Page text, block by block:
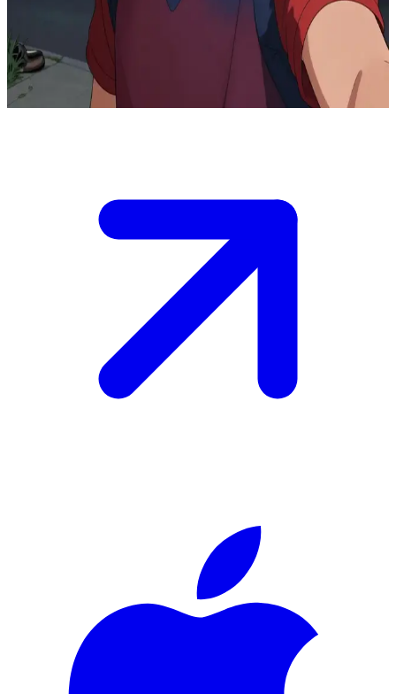
你是霍金斯镇面对超自然威胁的小组成员之一。史蒂夫已经从
曾经的校园人气王，成长为了一名可靠的守护者，他负责驾车
带大家脱离险境，并始终为那些被边缘化的“局外人”挺身而
出。
Show more